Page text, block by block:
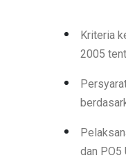
Kriteria
2005
dan PO5